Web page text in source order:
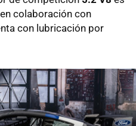
colaboración con
con lubricación por